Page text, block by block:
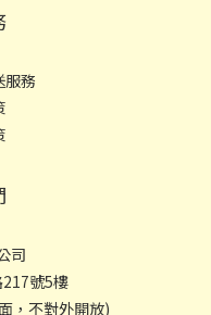
服務
司
號5樓
，不對外開放)